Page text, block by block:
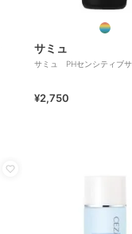
サミュ
サミュ PHセンシティブ
¥2,750